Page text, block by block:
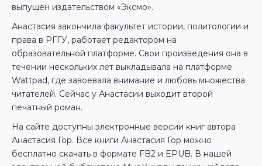
выпущен издательством «Эксмо».
Анастасия закончила факультет истории, политологии и
права в РГГУ, работает редактором на
образовательной платформе. Свои произведения она в
течении нескольких лет выкладывала на платформе
Wattpad, где завоевала внимание и любовь множества
читателей. Сейчас у Анастасии выходит второй
печатный роман.
На сайте доступны электронные версии книг автора
Анастасия Гор. Все книги Анастасия Гор можно
бесплатно скачать в формате FB2 и EPUB. В нашей